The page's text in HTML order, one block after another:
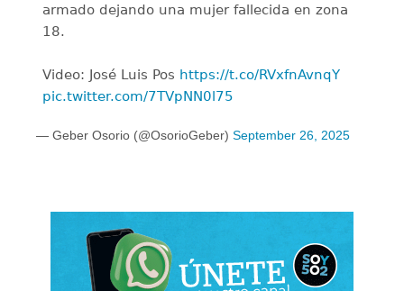
armado dejando una mujer fallecida en zona
18.
Video: José Luis Pos https://t.co/RVxfnAvnqY
pic.twitter.com/7TVpNN0l75
— Geber Osorio (@OsorioGeber) September 26, 2025